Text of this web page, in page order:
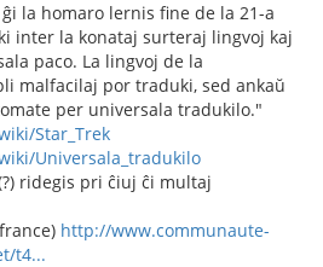
la homaro lernis fine de la 21-a
inter la konataj surteraj lingvoj kaj
paco. La lingvoj de la
malfacilaj por traduki, sed ankaŭ
per universala tradukilo."
Star_Trek
Universala_tradukilo
ridegis pri ĉiuj ĉi multaj
http://www.communaute-
t4...